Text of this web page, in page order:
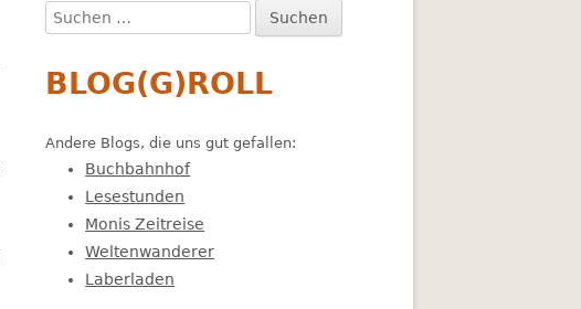
Suchen
nach:
BLOG(G)ROLL
Andere Blogs, die uns gut gefallen:
Buchbahnhof
Lesestunden
Monis Zeitreise
Weltenwanderer
Laberladen